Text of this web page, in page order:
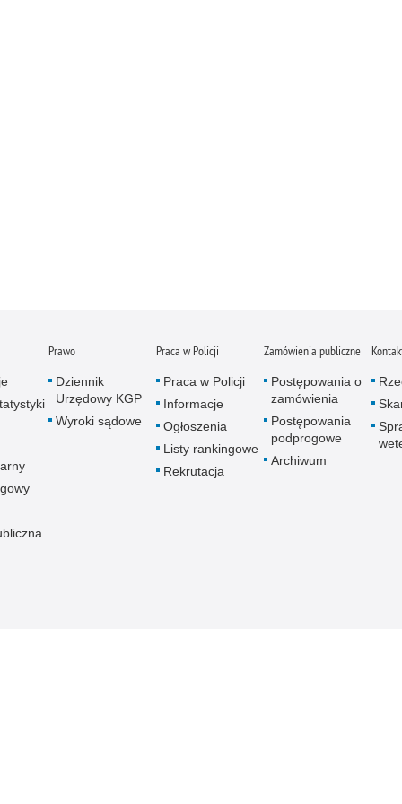
Prawo
Dziennik
Urzędowy KGP
Wyroki sądowe
Praca w Policji
Praca w Policji
Informacje
Ogłoszenia
Listy rankingowe
Rekrutacja
Zamówienia publiczne
Postępowania o
zamówienia
Postępowania
podprogowe
Archiwum